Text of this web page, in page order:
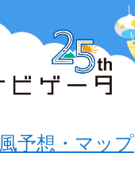
風予想・マップ